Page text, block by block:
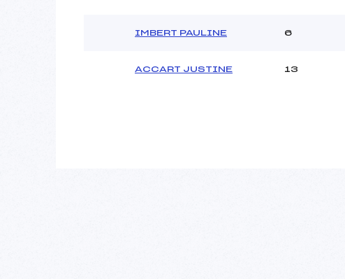
IMBERT PAULINE 6
ACCART JUSTINE 13